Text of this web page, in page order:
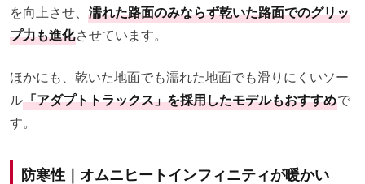
を向上させ、 濡れた路面のみならず乾いた路面でのグリッ
プ力も進化させています。
ほかにも、乾いた地面でも濡れた地面でも滑りにくいソー
ル「アダプトトラックス」を採用したモデルもおすすめで
す。
防寒性｜オムニヒートインフィニティが暖かい